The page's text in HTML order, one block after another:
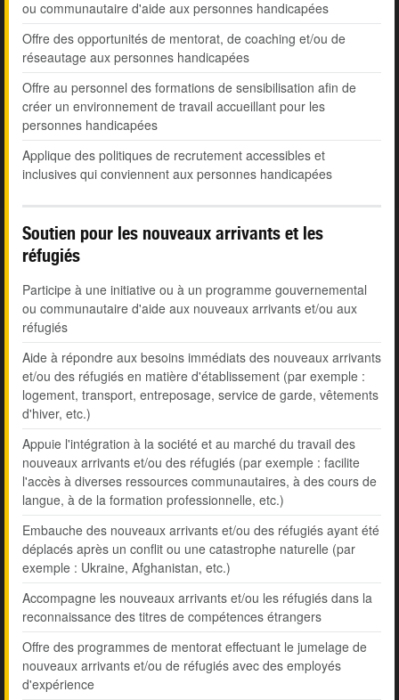
ou communautaire d'aide aux personnes handicapées
Offre des opportunités de mentorat, de coaching et/ou de
réseautage aux personnes handicapées
Offre au personnel des formations de sensibilisation afin de
créer un environnement de travail accueillant pour les
personnes handicapées
Applique des politiques de recrutement accessibles et
inclusives qui conviennent aux personnes handicapées
Soutien pour les nouveaux arrivants et les
réfugiés
Participe à une initiative ou à un programme gouvernemental
ou communautaire d'aide aux nouveaux arrivants et/ou aux
réfugiés
Aide à répondre aux besoins immédiats des nouveaux arrivants
et/ou des réfugiés en matière d'établissement (par exemple :
logement, transport, entreposage, service de garde, vêtements
d'hiver, etc.)
Appuie l'intégration à la société et au marché du travail des
nouveaux arrivants et/ou des réfugiés (par exemple : facilite
l'accès à diverses ressources communautaires, à des cours de
langue, à de la formation professionnelle, etc.)
Embauche des nouveaux arrivants et/ou des réfugiés ayant été
déplacés après un conflit ou une catastrophe naturelle (par
exemple : Ukraine, Afghanistan, etc.)
Accompagne les nouveaux arrivants et/ou les réfugiés dans la
reconnaissance des titres de compétences étrangers
Offre des programmes de mentorat effectuant le jumelage de
nouveaux arrivants et/ou de réfugiés avec des employés
d'expérience